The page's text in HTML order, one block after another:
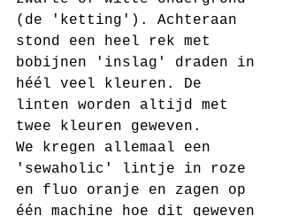
(de 'ketting'). Achteraan
stond een heel rek met
bobijnen 'inslag' draden in
héél veel kleuren. De
linten worden altijd met
twee kleuren geweven.
We kregen allemaal een
'sewaholic' lintje in roze
en fluo oranje en zagen op
één machine hoe dit geweven